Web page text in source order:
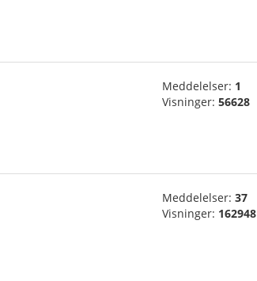
Meddelelser: 1
Visninger: 56628
Meddelelser: 37
Visninger: 162948